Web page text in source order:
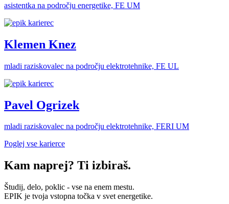
asistentka na področju energetike, FE UM
Klemen Knez
mladi raziskovalec na področju elektrotehnike, FE UL
Pavel Ogrizek
mladi raziskovalec na področju elektrotehnike, FERI UM
Poglej vse karierce
Kam naprej? Ti izbiraš.
Študij, delo, poklic - vse na enem mestu.
EPIK je tvoja vstopna točka v svet energetike.